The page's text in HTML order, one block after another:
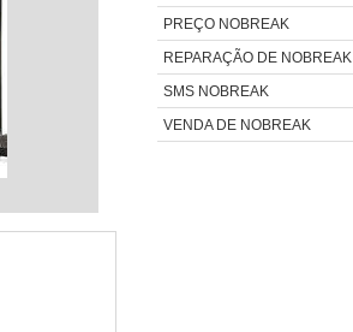
PREÇO NOBREAK
REPARAÇÃO DE NOBREAK
SMS NOBREAK
VENDA DE NOBREAK